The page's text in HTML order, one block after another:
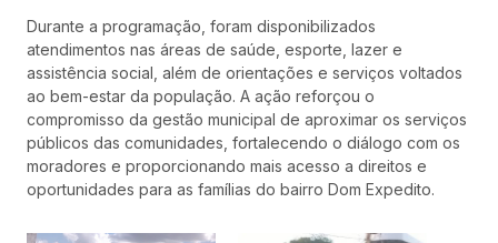
Durante a programação, foram disponibilizados
atendimentos nas áreas de saúde, esporte, lazer e
assistência social, além de orientações e serviços voltados
ao bem-estar da população. A ação reforçou o
compromisso da gestão municipal de aproximar os serviços
públicos das comunidades, fortalecendo o diálogo com os
moradores e proporcionando mais acesso a direitos e
oportunidades para as famílias do bairro Dom Expedito.